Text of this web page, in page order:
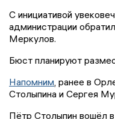
С инициативой
администрации
Меркулов.
Бюст планируют
Напомним, ранее в
Столыпина и Сергея
Пётр Столыпин вошёл